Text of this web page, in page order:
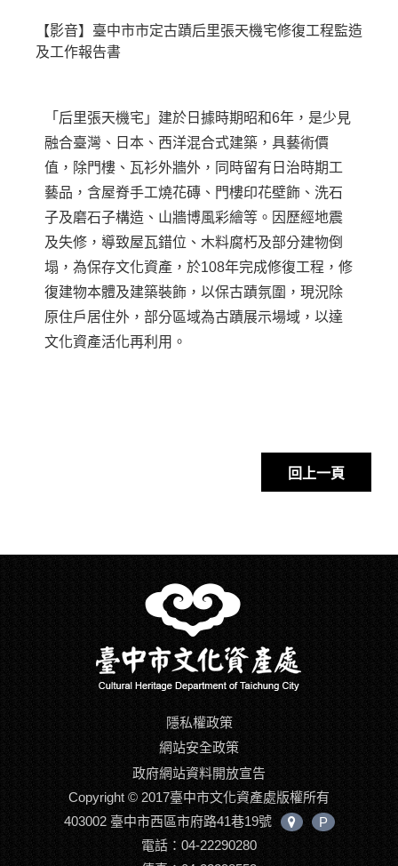
【影音】臺中市市定古蹟后里張天機宅修復工程監造
及工作報告書
「后里張天機宅」建於日據時期昭和6年，是少見
融合臺灣、日本、西洋混合式建築，具藝術價
值，除門樓、瓦衫外牆外，同時留有日治時期工
藝品，含屋脊手工燒花磚、門樓印花壁飾、洗石
子及磨石子構造、山牆博風彩繪等。因歷經地震
及失修，導致屋瓦錯位、木料腐朽及部分建物倒
塌，為保存文化資產，於108年完成修復工程，修
復建物本體及建築裝飾，以保古蹟氛圍，現況除
原住戶居住外，部分區域為古蹟展示場域，以達
文化資產活化再利用。
回上一頁
隱私權政策
網站安全政策
政府網站資料開放宣告
Copyright © 2017臺中市文化資產處版權所有
403002 臺中市西區市府路41巷19號
中
P
電話：04-22290280